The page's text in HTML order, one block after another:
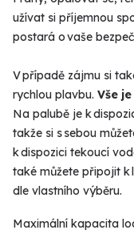
užívat si příjemnou
postará o vaše
V případě zájmu si
rychlou plavbu. Vše
Na palubě je k
takže si s sebou
k dispozici tekoucí
také můžete připojit k
dle vlastního výběru.
Maximální kapacita